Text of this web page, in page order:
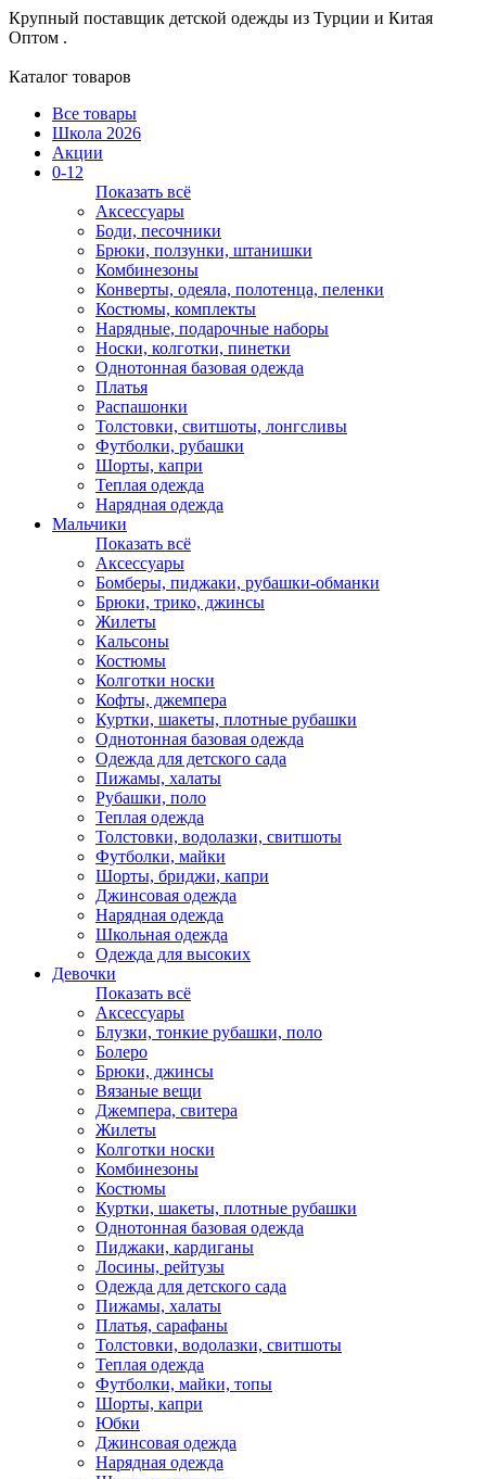
Крупный поставщик детской одежды из Турции и Китая
Оптом .
Каталог товаров
Все товары
Школа 2026
Акции
0-12
Показать всё
Аксессуары
Боди, песочники
Брюки, ползунки, штанишки
Комбинезоны
Конверты, одеяла, полотенца, пеленки
Костюмы, комплекты
Нарядные, подарочные наборы
Носки, колготки, пинетки
Однотонная базовая одежда
Платья
Распашонки
Толстовки, свитшоты, лонгсливы
Футболки, рубашки
Шорты, капри
Теплая одежда
Нарядная одежда
Мальчики
Показать всё
Аксессуары
Бомберы, пиджаки, рубашки-обманки
Брюки, трико, джинсы
Жилеты
Кальсоны
Костюмы
Колготки носки
Кофты, джемпера
Куртки, шакеты, плотные рубашки
Однотонная базовая одежда
Одежда для детского сада
Пижамы, халаты
Рубашки, поло
Теплая одежда
Толстовки, водолазки, свитшоты
Футболки, майки
Шорты, бриджи, капри
Джинсовая одежда
Нарядная одежда
Школьная одежда
Одежда для высоких
Девочки
Показать всё
Аксессуары
Блузки, тонкие рубашки, поло
Болеро
Брюки, джинсы
Вязаные вещи
Джемпера, свитера
Жилеты
Колготки носки
Комбинезоны
Костюмы
Куртки, шакеты, плотные рубашки
Однотонная базовая одежда
Пиджаки, кардиганы
Лосины, рейтузы
Одежда для детского сада
Пижамы, халаты
Платья, сарафаны
Толстовки, водолазки, свитшоты
Теплая одежда
Футболки, майки, топы
Шорты, капри
Юбки
Джинсовая одежда
Нарядная одежда